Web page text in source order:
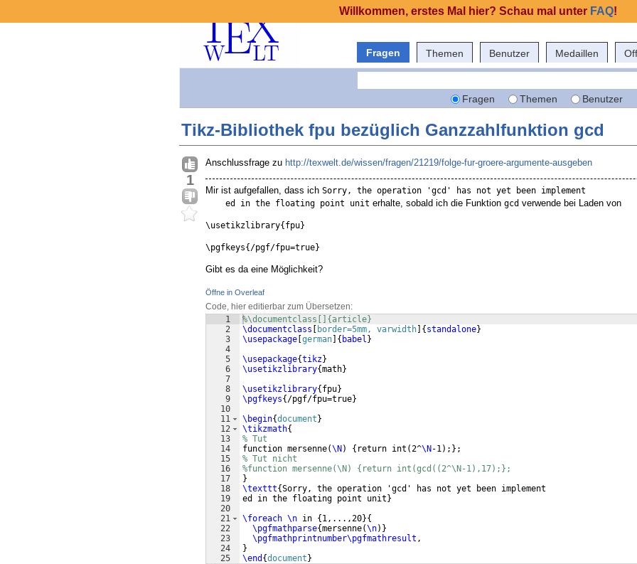
Fragen Themen Benutzer Medaillen
Fragen Themen Benutzer
Tikz-Bibliothek fpu bezüglich Ganzzahlfunktion gcd
1
Anschlussfrage zu http://texwelt.de/wissen/fragen/21219/folge-fur-groere-argumente-ausgeben
Mir ist aufgefallen, dass ich Sorry, the operation 'gcd' has not yet been implement
    ed in the floating point unit
erhalte, sobald ich die Funktion gcd verwende bei Laden von
\usetikzlibrary{fpu}
\pgfkeys{/pgf/fpu=true}
Gibt es da eine Möglichkeit?
Öffne in Overleaf
Code, hier editierbar zum Übersetzen:
1
2
3
4
5
6
7
8
9
10
11
12
13
14
15
16
17
18
19
20
21
22
23
24
25
%\documentclass[]{article}
\documentclass [ border=5mm, varwidth] {standalone}
\usepackage [german] { babel }
\usepackage{tikz}
\usetikzlibrary{math}
\usetikzlibrary{fpu}
\pgfkeys{/pgf/fpu=true}
\begin{document}
\tikzmath{
% Tut
function mersenne(\N) { return int ( 2^\N-1 ) ; } ;
% Tut nicht
%function mersenne(\N) {return int(gcd((2^\N-1),17);};
}
\texttt{Sorry, the operation 'gcd' has not yet been implement
ed in the floating point unit}
\foreach \n in {1,...,20}{
\pgfmathparse{mersenne(\n)}
\pgfmathprintnumber\pgfmathresult ,
}
\end {document}
Willkommen, erstes Mal hier? Schau mal unter FAQ!